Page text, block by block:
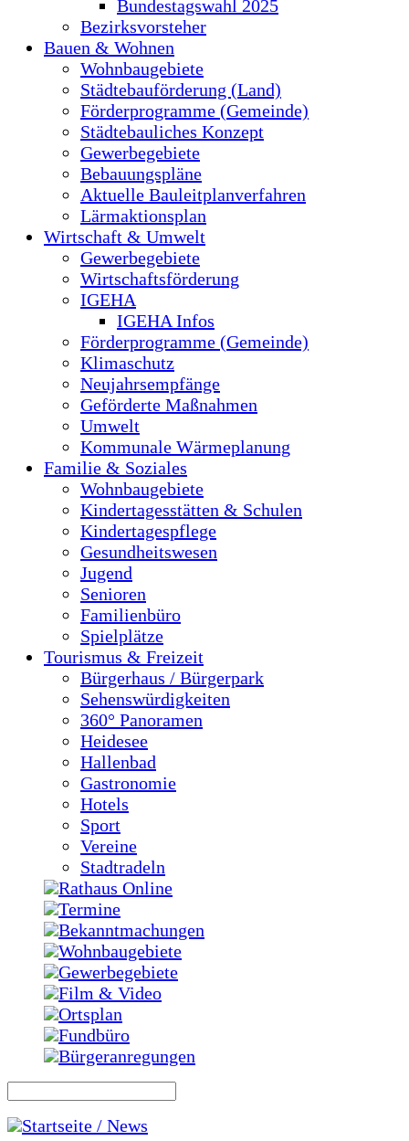
Bundestagswahl 2025
Bezirksvorsteher
Bauen & Wohnen
Wohnbaugebiete
Städtebauförderung (Land)
Förderprogramme (Gemeinde)
Städtebauliches Konzept
Gewerbegebiete
Bebauungspläne
Aktuelle Bauleitplanverfahren
Lärmaktionsplan
Wirtschaft & Umwelt
Gewerbegebiete
Wirtschaftsförderung
IGEHA
IGEHA Infos
Förderprogramme (Gemeinde)
Klimaschutz
Neujahrsempfänge
Geförderte Maßnahmen
Umwelt
Kommunale Wärmeplanung
Familie & Soziales
Wohnbaugebiete
Kindertagesstätten & Schulen
Kindertagespflege
Gesundheitswesen
Jugend
Senioren
Familienbüro
Spielplätze
Tourismus & Freizeit
Bürgerhaus / Bürgerpark
Sehenswürdigkeiten
360° Panoramen
Heidesee
Hallenbad
Gastronomie
Hotels
Sport
Vereine
Stadtradeln
Rathaus Online
Termine
Bekanntmachungen
Wohnbaugebiete
Gewerbegebiete
Film & Video
Ortsplan
Fundbüro
Bürgeranregungen
Startseite / News